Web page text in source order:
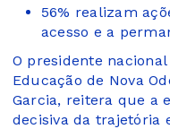
56% realizam
acesso e a
O presidente
Educação de Nova
Garcia, reitera que a
decisiva da trajetória